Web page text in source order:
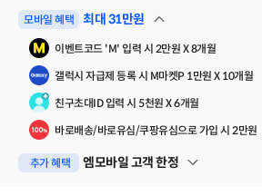
모바일 혜택 최대 31만원
펼쳐보기
이벤트코드 'M' 입력 시 2만원 X 8개월
갤럭시 자급제 등록 시 M마켓P 1만원 X 10개월
친구초대ID 입력 시 5천원 X 6개월
바로배송/바로유심/쿠팡유심으로 가입 시 2만원
추가 혜택 엠모바일 고객 한정
펼쳐보기